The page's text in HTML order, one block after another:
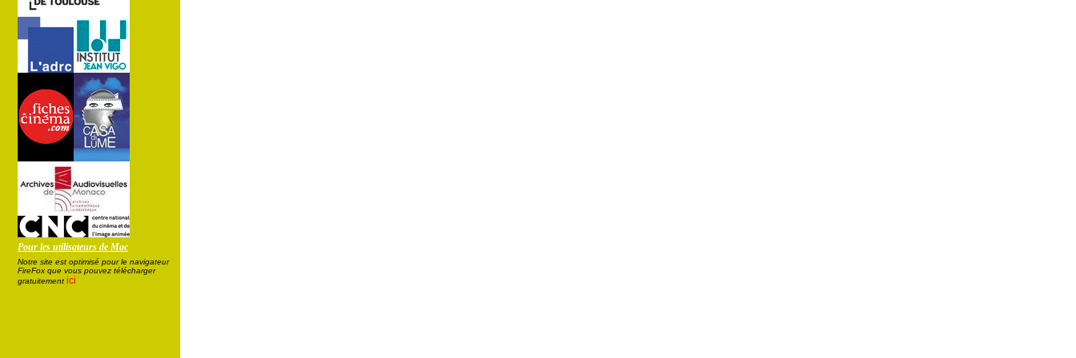
Pour les utilisateurs de Mac
Notre site est optimisé pour le navigateur
FireFox que vous pouvez télécharger
gratuitement ici